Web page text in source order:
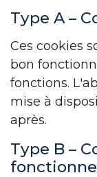
Type A –
Ces cookies
bon
fonctions.
mise à
après.
Type B –